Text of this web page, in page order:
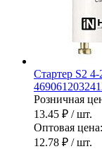
Стартер S2
Розничная
13.45 ₽ / шт.
Оптовая цена:
12.78 ₽ / шт.